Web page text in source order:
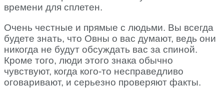
времени для сплетен.
Очень честные и прямые с людьми. Вы всегда
будете знать, что Овны о вас думают, ведь они
никогда не будут обсуждать вас за спиной.
Кроме того, люди этого знака обычно
чувствуют, когда кого-то несправедливо
оговаривают, и серьезно проверяют факты.